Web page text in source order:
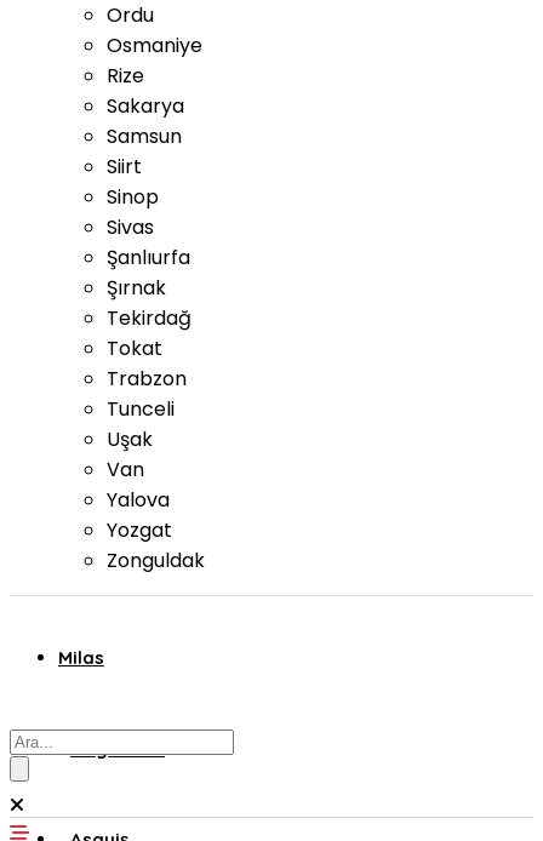
Ordu
Osmaniye
Rize
Sakarya
Samsun
Siirt
Sinop
Sivas
Şanlıurfa
Şırnak
Tekirdağ
Tokat
Trabzon
Tunceli
Uşak
Van
Yalova
Yozgat
Zonguldak
Milas
Muğla’dan